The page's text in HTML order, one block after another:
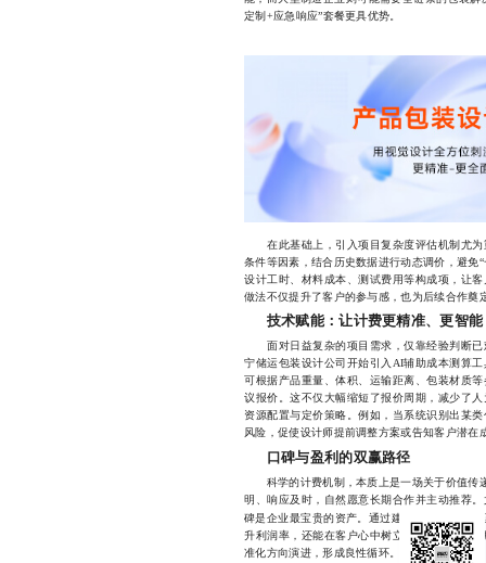
定制+应急响应”套餐更具优势。
在此基础上，引入项目复杂度评估机制尤为
条件等因素，结合历史数据进行动态调价，避免
设计工时、材料成本、测试费用等构成项，让
做法不仅提升了客户的参与感，也为后续合作奠
技术赋能：让计费更精准、更智能
面对日益复杂的项目需求，仅靠经验判断已
宁储运包装设计公司开始引入AI辅助成本测算
可根据产品重量、体积、运输距离、包装材质
议报价。这不仅大幅缩短了报价周期，减少了
资源配置与定价策略。例如，当系统识别出某
风险，促使设计师提前调整方案或告知客户潜在
口碑与盈利的双赢路径
科学的计费机制，本质上是一场关于价值传
明、响应及时，自然愿意长期合作并主动推荐
碑是企业最宝贵的资产。通过建立可复制、可验
升利润率，还能在客户心中树立专业、可靠的
准化方向演进，形成良性循环。